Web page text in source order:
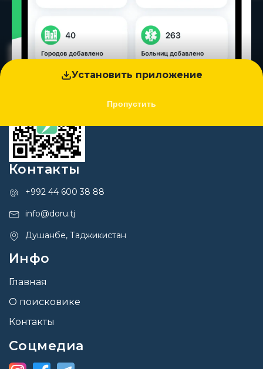
Установить приложение
Пропустить
Контакты
+992 44 600 38 88
info@doru.tj
Душанбе, Таджикистан
Инфо
Главная
О поисковике
Контакты
Соцмедиа